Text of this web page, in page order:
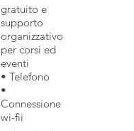
gratuito e
supporto
organizzativo
per corsi ed
eventi
• Telefono
•
Connessione
wi-fii